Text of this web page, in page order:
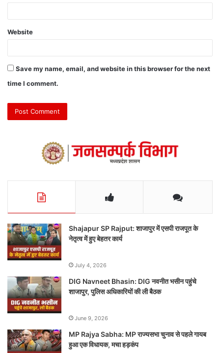
Website
Save my name, email, and website in this browser for the next
time I comment.
Shajapur SP Rajput: शाजापुर में एसपी राजपूत के
नेतृत्व में हुए बेहतर कार्य
July 4, 2026
DIG Navneet Bhasin: DIG नवनीत भसीन पहुंचे
शाजापुर, पुलिस अधिकारियों की ली बैठक
June 9, 2026
MP Rajya Sabha: MP राज्यसभा चुनाव से पहले गायब
हुआ एक विधायक, मचा हड़कंप